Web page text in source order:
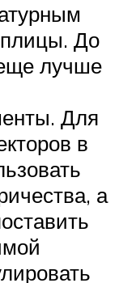
До
лучше
Для
в
а